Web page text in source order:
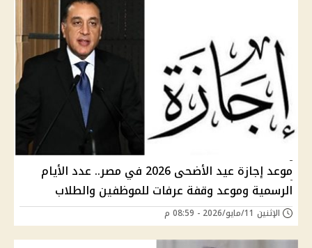
موعد إجازة عيد الأضحى 2026 في مصر.. عدد الأيام
الرسمية وموعد وقفة عرفات للموظفين والطلاب
الإثنين 11/مايو/2026 - 08:59 م